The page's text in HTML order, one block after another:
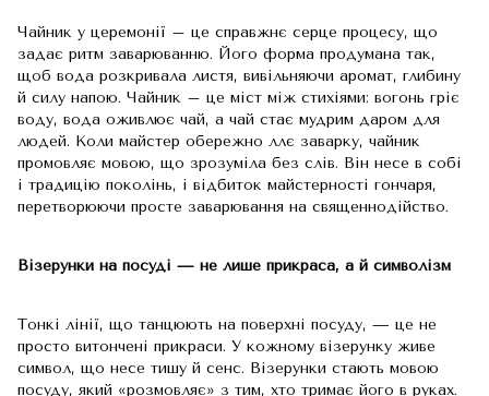
Чайник у церемонії – це справжнє серце процесу, що
задає ритм заварюванню. Його форма продумана так,
щоб вода розкривала листя, вивільняючи аромат, глибину
й силу напою. Чайник – це міст між стихіями: вогонь гріє
воду, вода оживлює чай, а чай стає мудрим даром для
людей. Коли майстер обережно ллє заварку, чайник
промовляє мовою, що зрозуміла без слів. Він несе в собі
і традицію поколінь, і відбиток майстерності гончаря,
перетворюючи просте заварювання на священнодійство.
Візерунки на посуді — не лише прикраса, а й символізм
Тонкі лінії, що танцюють на поверхні посуду, — це не
просто витончені прикраси. У кожному візерунку живе
символ, що несе тишу й сенс. Візерунки стають мовою
посуду, який «розмовляє» з тим, хто тримає його в руках.